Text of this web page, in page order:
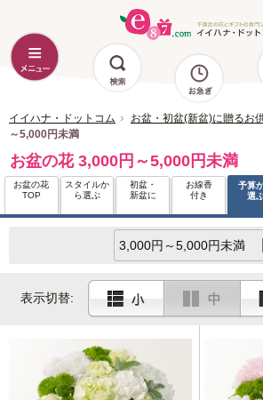
イイハナ・ドットコム お盆・初盆(新盆)に贈るお
～5,000円未満
お盆の花 3,000円～5,000円未満
お盆の花
TOP
スタイルか
ら選ぶ
初盆・
新盆に
お線香
付き
予算
選
表示切替: